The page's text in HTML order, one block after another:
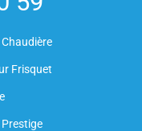
Frisquet
Prestige